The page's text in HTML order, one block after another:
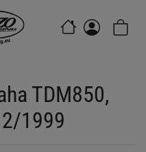
TDM850,
1999